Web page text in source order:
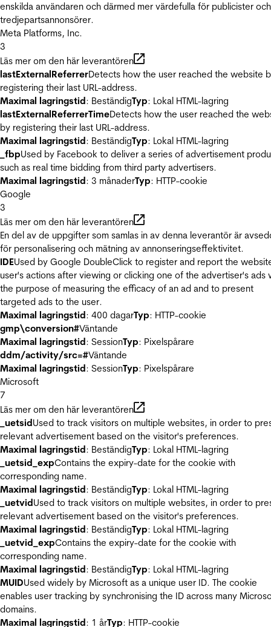
enskilda användaren och därmed mer värdefulla för publicister och
tredjepartsannonsörer.
Meta Platforms, Inc.
3
Läs mer om den här leverantören
lastExternalReferrerDetects how the user reached the website
registering their last URL-address.
Maximal lagringstid: BeständigTyp: Lokal HTML-lagring
lastExternalReferrerTimeDetects how the user reached the
by registering their last URL-address.
Maximal lagringstid: BeständigTyp: Lokal HTML-lagring
_fbpUsed by Facebook to deliver a series of advertisement
such as real time bidding from third party advertisers.
Maximal lagringstid: 3 månaderTyp: HTTP-cookie
Google
3
Läs mer om den här leverantören
En del av de uppgifter som samlas in av denna leverantör är
för personalisering och mätning av annonseringseffektivitet.
IDEUsed by Google DoubleClick to register and report the
user's actions after viewing or clicking one of the advertiser's ads
the purpose of measuring the efficacy of an ad and to present
targeted ads to the user.
Maximal lagringstid: 400 dagarTyp: HTTP-cookie
gmp\conversion#Väntande
Maximal lagringstid: SessionTyp: Pixelspårare
ddm/activity/src=#Väntande
Maximal lagringstid: SessionTyp: Pixelspårare
Microsoft
7
Läs mer om den här leverantören
_uetsidUsed to track visitors on multiple websites, in order to
relevant advertisement based on the visitor's preferences.
Maximal lagringstid: BeständigTyp: Lokal HTML-lagring
_uetsid_expContains the expiry-date for the cookie with
corresponding name.
Maximal lagringstid: BeständigTyp: Lokal HTML-lagring
_uetvidUsed to track visitors on multiple websites, in order to
relevant advertisement based on the visitor's preferences.
Maximal lagringstid: BeständigTyp: Lokal HTML-lagring
_uetvid_expContains the expiry-date for the cookie with
corresponding name.
Maximal lagringstid: BeständigTyp: Lokal HTML-lagring
MUIDUsed widely by Microsoft as a unique user ID. The cookie
enables user tracking by synchronising the ID across many
domains.
Maximal lagringstid: 1 årTyp: HTTP-cookie